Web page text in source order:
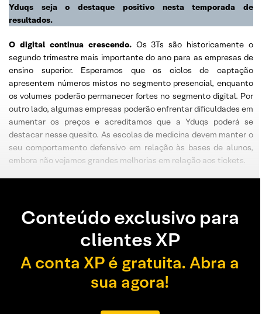
Yduqs seja o destaque positivo nesta temporada de
resultados.
O digital continua crescendo.Os 3Ts são historicamente o
segundo trimestre mais importante do ano para as empresas de
ensino superior. Esperamos que os ciclos de captação
apresentem números mistos no segmento presencial, enquanto
os volumes poderão permanecer fortes no segmento digital. Por
outro lado, algumas empresas poderão enfrentar dificuldades em
aumentar os preços e acreditamos que a Yduqs poderá se
destacar nesse quesito. As escolas de medicina devem manter o
seu comportamento defensivo em relação às bases de alunos,
embora não vejamos grandes melhorias em relação aos tickets.
Conteúdo exclusivo para
clientes XP
A conta XP é gratuita. Abra a
sua agora!